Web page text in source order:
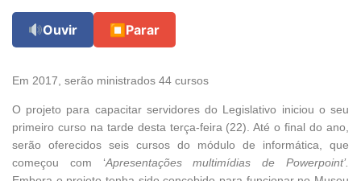
Ouvir ⏹ Parar
Em 2017, serão ministrados 44 cursos
O projeto para capacitar servidores do Legislativo iniciou o seu
primeiro curso na tarde desta terça-feira (22). Até o final do ano,
serão oferecidos seis cursos do módulo de informática, que
começou com ‘Apresentações multimídias de Powerpoint’.